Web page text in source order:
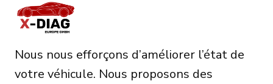
Nous nous efforçons d’améliorer l’état de
votre véhicule. Nous proposons des